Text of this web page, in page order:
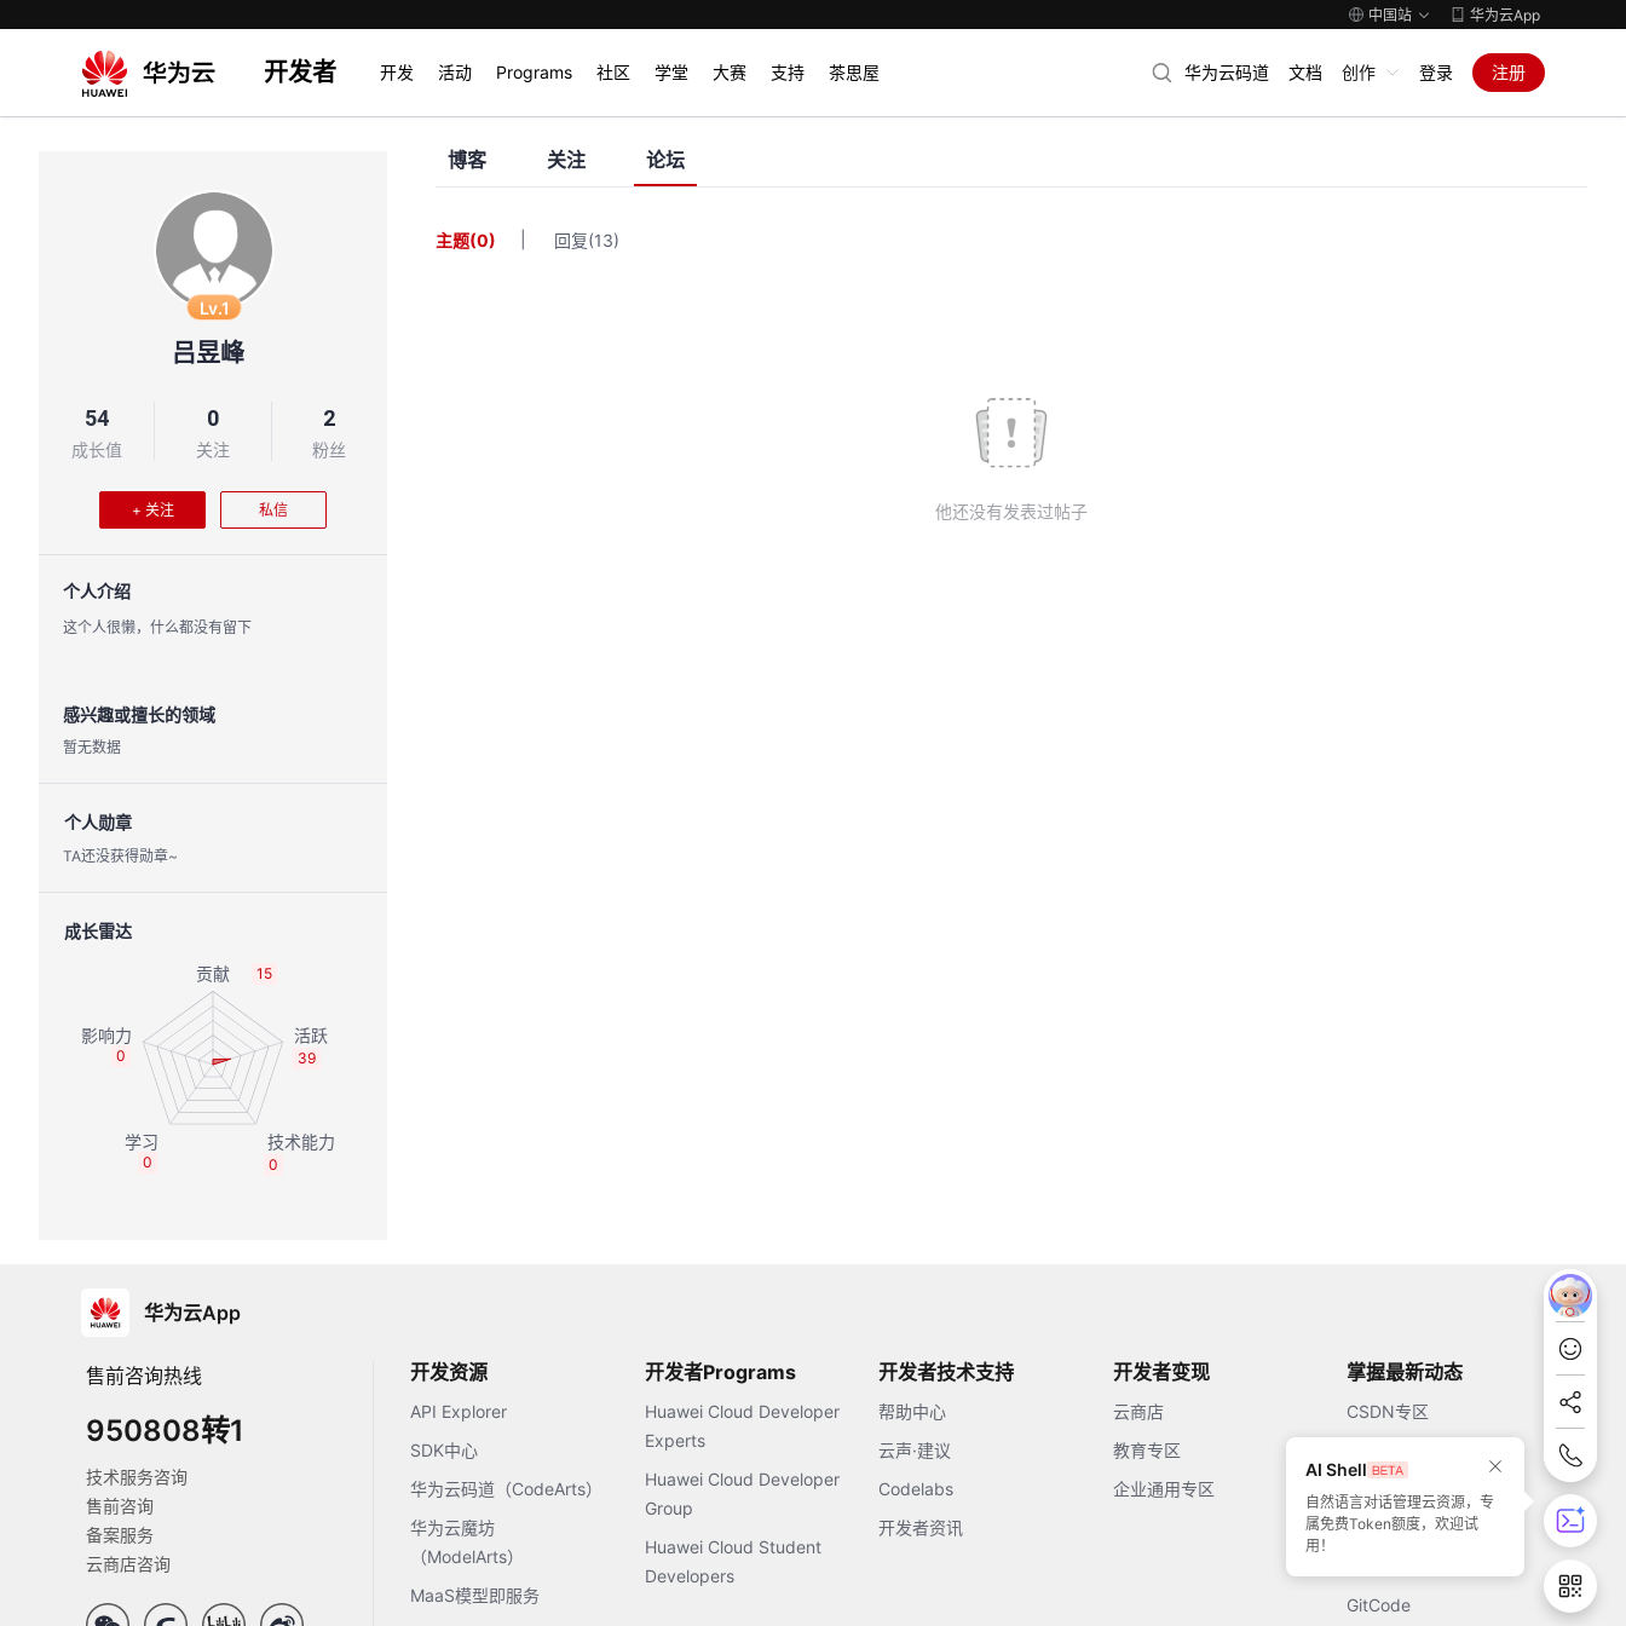
中国站 华为云App
开发者 开发 活动 Programs 社区 学堂 大赛 支持 茶思屋 华为云码道 文档 创作 登录 注册
Lv.1
吕昱峰
54
成长值
0
关注
2
粉丝
+ 关注 私信
个人介绍
这个人很懒，什么都没有留下
感兴趣或擅长的领域
暂无数据
个人勋章
TA还没获得勋章~
成长雷达
15
39
0
0
0
博客 关注 论坛
主题(0) 回复(13)
他还没有发表过帖子
华为云App
售前咨询热线
950808转1
技术服务咨询
售前咨询
备案服务
云商店咨询
开发资源
API Explorer
SDK中心
华为云码道（CodeArts）
华为云魔坊
（ModelArts）
MaaS模型即服务
开发者Programs
Huawei Cloud Developer
Experts
Huawei Cloud Developer
Group
Huawei Cloud Student
Developers
开发者技术支持
帮助中心
云声·建议
Codelabs
开发者资讯
开发者变现
云商店
教育专区
企业通用专区
掌握最新动态
CSDN专区
51CTO
GitCode
AI Shell
自然语言对话管理云资源，专
属免费Token额度，欢迎试
用！